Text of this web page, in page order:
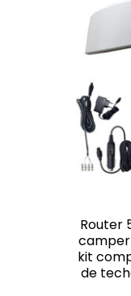
Router
kit
de